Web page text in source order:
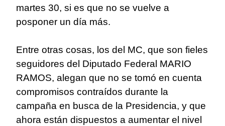
martes 30, si es que no se vuelve a
posponer un día más.
Entre otras cosas, los del MC, que son fieles
seguidores del Diputado Federal MARIO
RAMOS, alegan que no se tomó en cuenta
compromisos contraídos durante la
campaña en busca de la Presidencia, y que
ahora están dispuestos a aumentar el nivel